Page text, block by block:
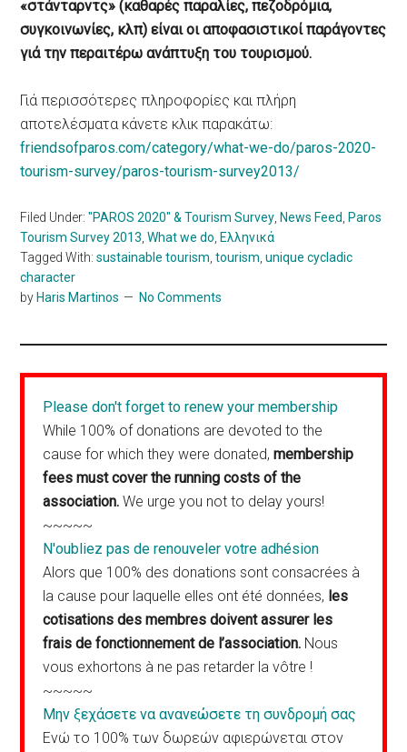
«στάνταρντς» (καθαρές παραλίες, πεζοδρόμια,
συγκοινωνίες, κλπ) είναι οι αποφασιστικοί παράγοντες
γιά την περαιτέρω ανάπτυξη του τουρισμού.
Γιά περισσότερες πληροφορίες και πλήρη
αποτελέσματα κάνετε κλικ παρακάτω:
friendsofparos.com/category/what-we-do/paros-2020-
tourism-survey/paros-tourism-survey2013/
Filed Under:"PAROS 2020" & Tourism Survey News Feed
Paros
Tourism Survey 2013 ,What we do Ελληνικά
Tagged With:sustainable tourism ,tourism ,unique cycladic
character
by Haris Martinos No Comments
Please don't forget to renew your membership
While 100% of donations are devoted to the
cause for which they were donated,membership
fees must cover the running costs of the
association. We urge you not to delay yours!
~~~~~
N'oubliez pas de renouveler votre adhésion
Alors que 100% des donations sont consacrées à
la cause pour laquelle elles ont été données, les
cotisations des membres doivent assurer les
frais de fonctionnement de l’association. Nous
vous exhortons à ne pas retarder la vôtre !
~~~~~
Μην ξεχάσετε να ανανεώσετε τη συνδρομή σας
Ενώ το 100% των δωρεών αφιερώνεται στον